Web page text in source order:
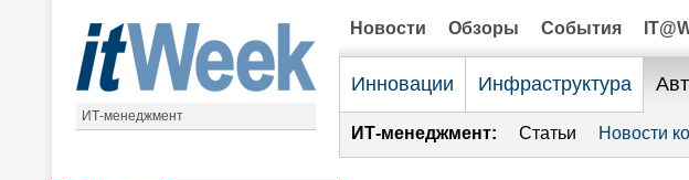
ИТ-менеджмент
Новости Обзоры События
Инновации Инфраструктура
ИТ-менеджмент: Статьи Новости